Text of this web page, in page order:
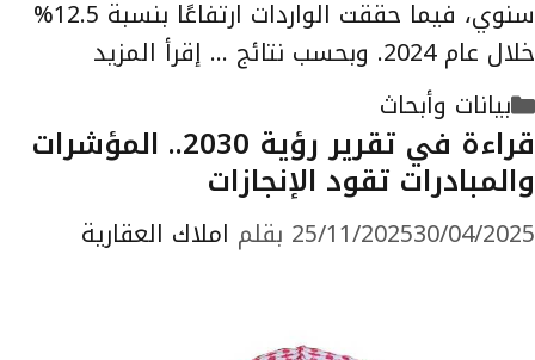
سنوي، فيما حققت الواردات ارتفاعًا بنسبة 12.5%
خلال عام 2024. وبحسب نتائج …
إقرأ المزيد
التصنيفات
بيانات وأبحاث
قراءة في تقرير رؤية 2030.. المؤشرات
والمبادرات تقود الإنجازات
25/11/202530/04/2025 بقلم املاك العقارية